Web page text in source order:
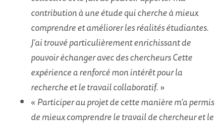
contribution à une étude qui cherche à mieux
comprendre et améliorer les réalités étudiantes.
J’ai trouvé particulièrement enrichissant de
pouvoir échanger avec des chercheurs Cette
expérience a renforcé mon intérêt pour la
recherche et le travail collaboratif. »
« Participer au projet de cette manière m’a permis
de mieux comprendre le travail de chercheur et le